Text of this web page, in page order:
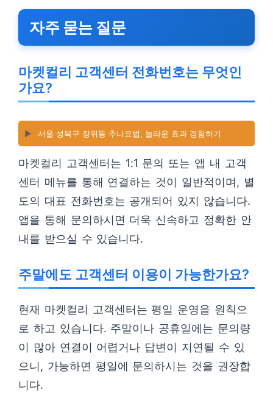
자주 묻는 질문
마켓컬리 고객센터 전화번호는 무엇인
가요?
▶️ 서울 성북구 장위동 추나요법, 놀라운 효과 경험하기
마켓컬리 고객센터는 1:1 문의 또는 앱 내 고객
센터 메뉴를 통해 연결하는 것이 일반적이며, 별
도의 대표 전화번호는 공개되어 있지 않습니다.
앱을 통해 문의하시면 더욱 신속하고 정확한 안
내를 받으실 수 있습니다.
주말에도 고객센터 이용이 가능한가요?
현재 마켓컬리 고객센터는 평일 운영을 원칙으
로 하고 있습니다. 주말이나 공휴일에는 문의량
이 많아 연결이 어렵거나 답변이 지연될 수 있
으니, 가능하면 평일에 문의하시는 것을 권장합
니다.